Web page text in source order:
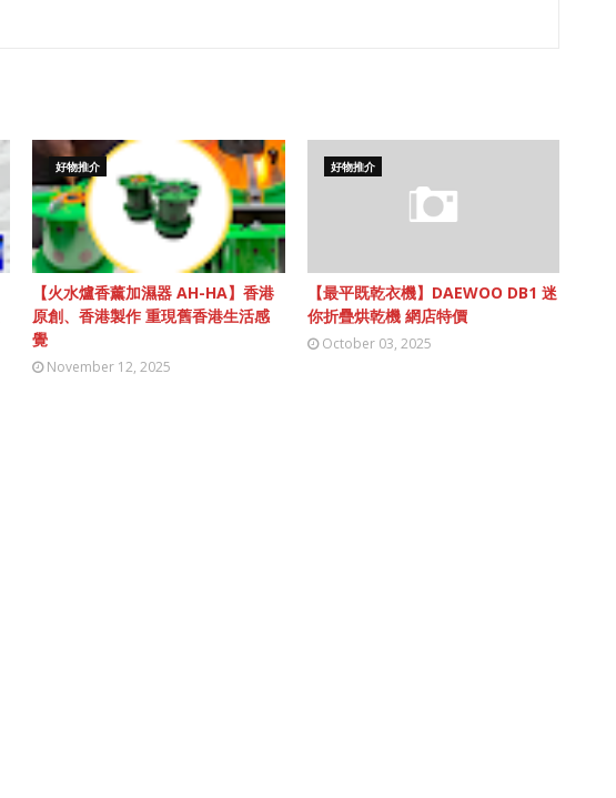
好物推介
【火水爐香薰加濕器 AH-HA】香港
原創、香港製作 重現舊香港生活感
覺
November 12, 2025
好物推介
【最平既乾衣機】DAEWOO DB1 迷
你折疊烘乾機 網店特價
October 03, 2025